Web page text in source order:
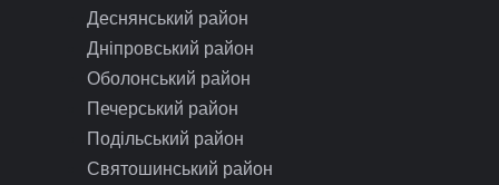
Деснянський район
Дніпровський район
Оболонський район
Печерський район
Подільський район
Святошинський район